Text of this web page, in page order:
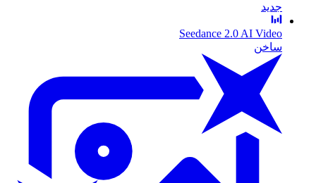
جديد
Seedance 2.0 AI Video
ساخن